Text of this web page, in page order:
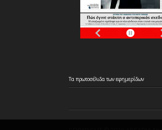
Τα πρωτοσέλιδατων εφημερίδων